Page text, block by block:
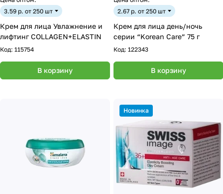
3.59 р. от 250 шт
Крем для лица Увлажнение и
лифтинг COLLAGEN+ELASTIN
Код: 115754
В корзину
2.67 р. от 250 шт
Крем для лица день/ночь
серии “Korean Care” 75 г
Код: 122343
В корзину
Новинка